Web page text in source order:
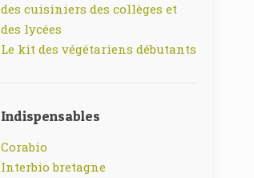
des cuisiniers des collèges et
des lycées
Le kit des végétariens débutants
Indispensables
Corabio
Interbio bretagne